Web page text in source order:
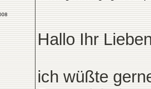
Hallo Ihr
ich wüßte